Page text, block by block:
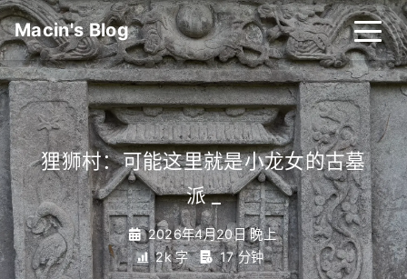
Macin's Blog
狸狮村：可能这里就是小龙女的古墓
派_
2026年4月20日 晚上
2k 字
17 分钟